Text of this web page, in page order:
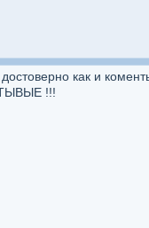
достоверно как и
!!!